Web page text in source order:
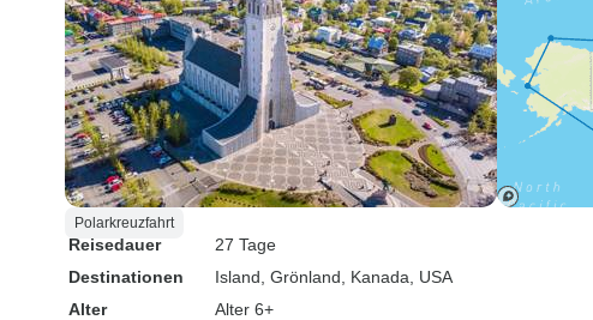
Polarkreuzfahrt
Reisedauer
27 Tage
Destinationen
Island , Grönland , Kanada , USA
Alter
Alter 6+